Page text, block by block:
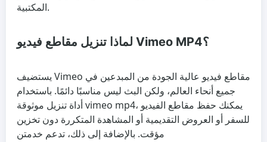
المكتبية.
لماذا تنزيل مقاطع فيديو Vimeo MP4؟
يستضيف Vimeo مقاطع فيديو عالية الجودة من المبدعين في
جميع أنحاء العالم، ولكن البث ليس مناسبًا دائمًا. باستخدام
أداة تنزيل موثوقة vimeo mp4، يمكنك حفظ مقاطع الفيديو
للسفر أو العروض التقديمية أو المشاهدة المتكررة دون تخزين
مؤقت. بالإضافة إلى ذلك، تدعم خدمتن